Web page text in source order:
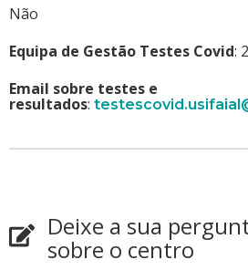
Não
Equipa de Gestão Testes Covid:
Email sobre testes e
resultados:
Deixe a sua
sobre o centro